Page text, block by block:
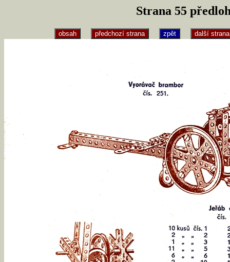
Strana 55
obsah předchozí strana zpět další strana